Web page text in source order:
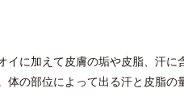
に加えて皮膚の垢や皮脂、汗に
の部位によって出る汗と皮脂の